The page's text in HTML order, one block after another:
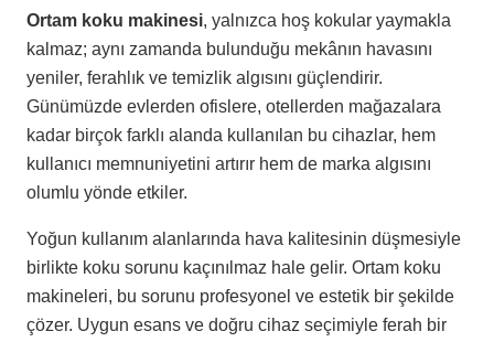
Ortam koku makinesi, yalnızca hoş kokular yaymakla
kalmaz; aynı zamanda bulunduğu mekânın havasını
yeniler, ferahlık ve temizlik algısını güçlendirir.
Günümüzde evlerden ofislere, otellerden mağazalara
kadar birçok farklı alanda kullanılan bu cihazlar, hem
kullanıcı memnuniyetini artırır hem de marka algısını
olumlu yönde etkiler.
Yoğun kullanım alanlarında hava kalitesinin düşmesiyle
birlikte koku sorunu kaçınılmaz hale gelir. Ortam koku
makineleri, bu sorunu profesyonel ve estetik bir şekilde
çözer. Uygun esans ve doğru cihaz seçimiyle ferah bir